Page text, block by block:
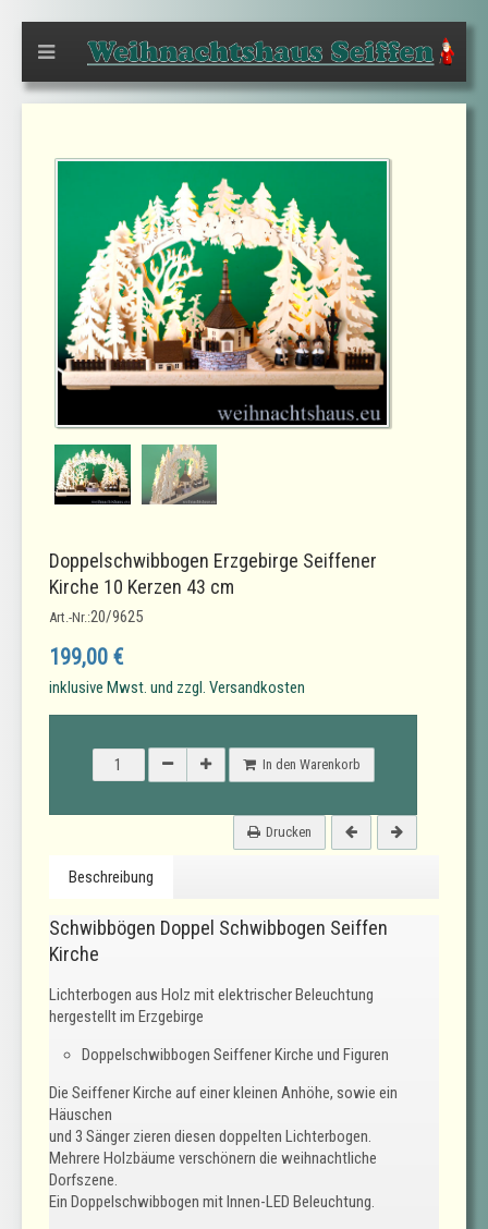
Doppelschwibbogen Erzgebirge Seiffener
Kirche 10 Kerzen 43 cm
Art.-Nr.:20/9625
199,00 €
inklusive Mwst. und zzgl. Versandkosten
In den Warenkorb
Drucken
Beschreibung
Schwibbögen Doppel Schwibbogen Seiffen
Kirche
Lichterbogen aus Holz mit elektrischer Beleuchtung
hergestellt im Erzgebirge
Doppelschwibbogen Seiffener Kirche und Figuren
Die Seiffener Kirche auf einer kleinen Anhöhe, sowie ein
Häuschen
und 3 Sänger zieren diesen doppelten Lichterbogen.
Mehrere Holzbäume verschönern die weihnachtliche
Dorfszene.
Ein Doppelschwibbogen mit Innen-LED Beleuchtung.